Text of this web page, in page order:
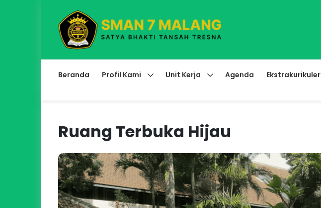
Beranda Profil Kami Unit Kerja Agenda Ekstrakurikuler
Ruang Terbuka Hijau